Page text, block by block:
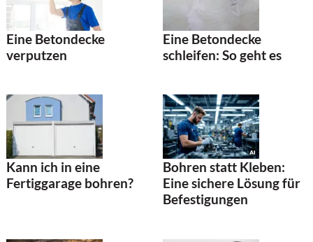
Eine Betondecke
verputzen
Eine Betondecke
schleifen: So geht es
Kann ich in eine
Fertiggarage bohren?
Bohren statt Kleben:
Eine sichere Lösung für
Befestigungen